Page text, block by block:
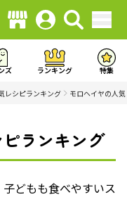
ズ ランキング 特集
レシピランキング モロヘイヤの人
ランキング
どもも食べやすいス